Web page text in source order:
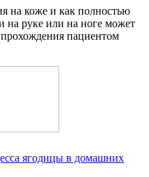
на коже и как полностью
на руке или на ноге может
прохождения пациентом
ягодицы в домашних